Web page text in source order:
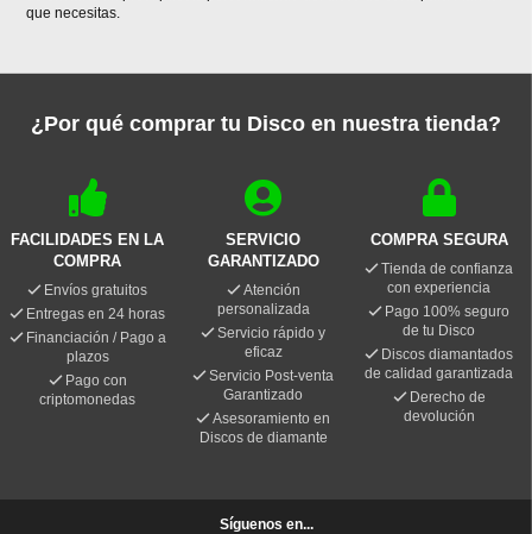
que necesitas.
¿Por qué comprar tu Disco en nuestra tienda?
FACILIDADES EN LA
COMPRA
Envíos gratuitos
Entregas en 24 horas
Financiación / Pago a
plazos
Pago con
criptomonedas
SERVICIO
GARANTIZADO
Atención
personalizada
Servicio rápido y
eficaz
Servicio Post-venta
Garantizado
Asesoramiento en
Discos de diamante
COMPRA SEGURA
Tienda de confianza
con experiencia
Pago 100% seguro
de tu Disco
Discos diamantados
de calidad garantizada
Derecho de
devolución
Síguenos en...